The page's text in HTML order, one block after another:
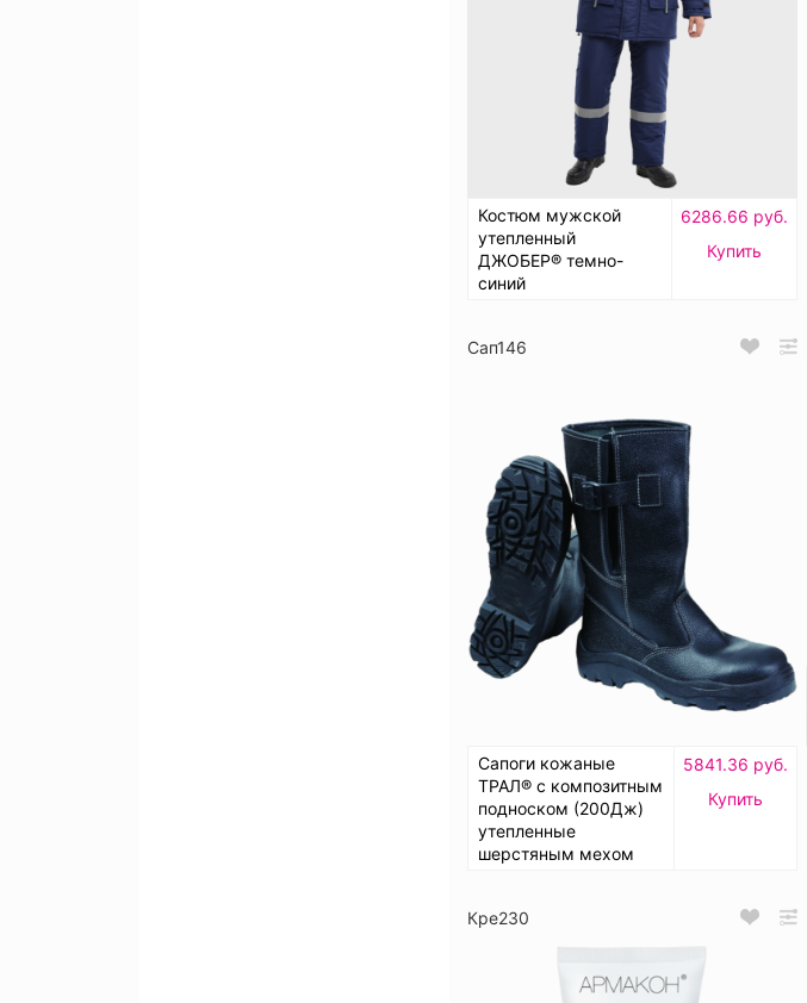
Костюм мужской
утепленный
ДЖОБЕР® темно-
синий
6286.66 руб.
Купить
Сап146
Сапоги кожаные
ТРАЛ® с композитным
подноском (200Дж)
утепленные
шерстяным мехом
5841.36 руб.
Купить
Кре230